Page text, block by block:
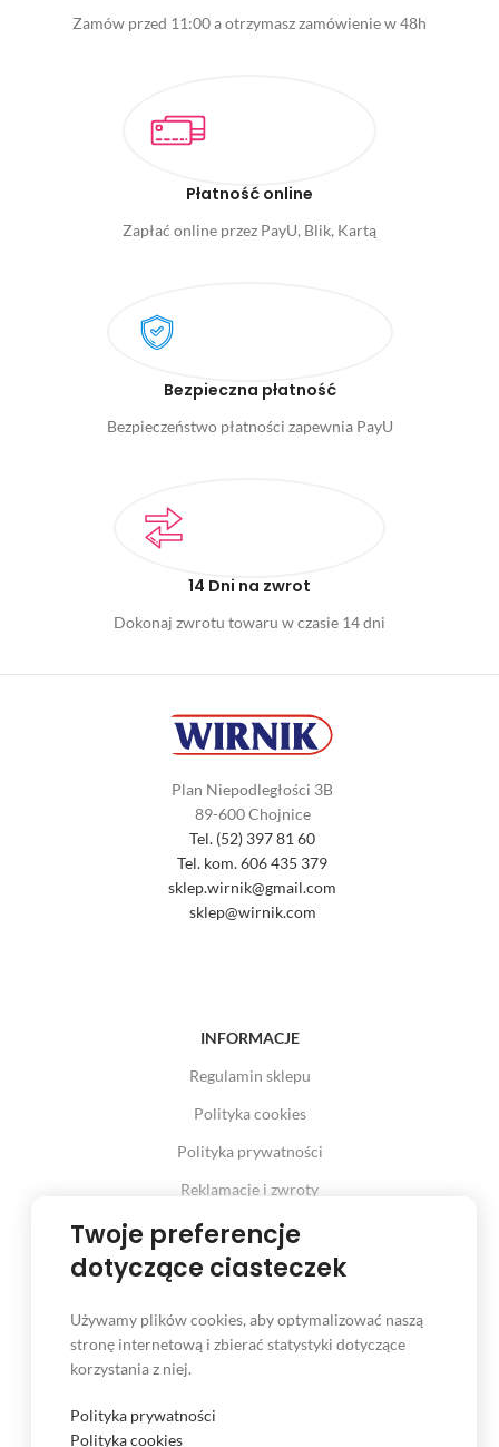
Zamów przed 11:00 a otrzymasz zamówienie w 48h
Płatność online
Zapłać online przez PayU, Blik, Kartą
Bezpieczna płatność
Bezpieczeństwo płatności zapewnia PayU
14 Dni na zwrot
Dokonaj zwrotu towaru w czasie 14 dni
Plan Niepodległości 3B
89-600 Chojnice
Tel. (52) 397 81 60
Tel. kom. 606 435 379
sklep.wirnik@gmail.com
sklep@wirnik.com
INFORMACJE
Regulamin sklepu
Polityka cookies
Polityka prywatności
Reklamacje i zwroty
Prawo odstąpienia od umowy
INFORMACJE
Twoje preferencje
dotyczące ciasteczek
Używamy plików cookies, aby optymalizować naszą
stronę internetową i zbierać statystyki dotyczące
korzystania z niej.
Polityka prywatności
Polityka cookies